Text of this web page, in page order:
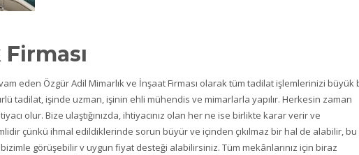
eden Özgür Adil Mimarlık ve İnşaat Firması olarak tüm tadilat işlemlerinizi büyük
tadilat, işinde uzman, işinin ehli mühendis ve mimarlarla yapılır. Herkesin zaman
olur. Bize ulaştığınızda, ihtiyacınız olan her ne ise birlikte karar verir ve
çünkü ihmal edildiklerinde sorun büyür ve içinden çıkılmaz bir hal de alabilir, bu
görüşebilir v uygun fiyat desteği alabilirsiniz. Tüm mekânlarınız için biraz